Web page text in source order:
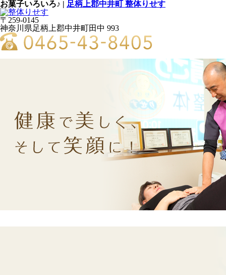
お菓子いろいろ♪ | 足柄上郡中井町 整体りせす
〒259-0145
神奈川県足柄上郡中井町田中 993